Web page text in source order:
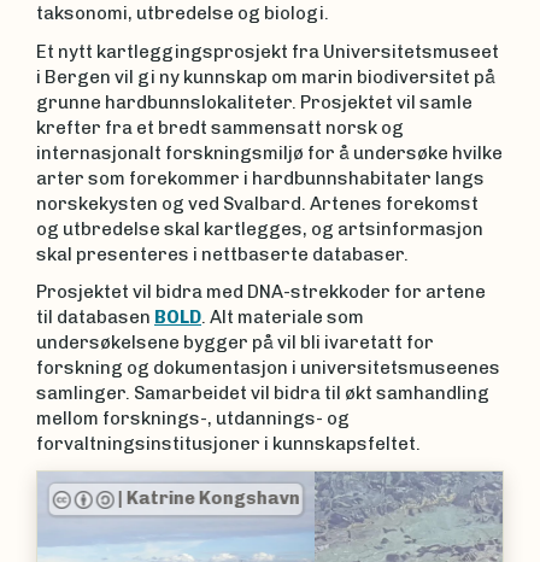
taksonomi, utbredelse og biologi.
Et nytt kartleggingsprosjekt fra Universitetsmuseet
i Bergen vil gi ny kunnskap om marin biodiversitet på
grunne hardbunnslokaliteter. Prosjektet vil samle
krefter fra et bredt sammensatt norsk og
internasjonalt forskningsmiljø for å undersøke hvilke
arter som forekommer i hardbunnshabitater langs
norskekysten og ved Svalbard. Artenes forekomst
og utbredelse skal kartlegges, og artsinformasjon
skal presenteres i nettbaserte databaser.
Prosjektet vil bidra med DNA-strekkoder for artene
til databasen BOLD. Alt materiale som
undersøkelsene bygger på vil bli ivaretatt for
forskning og dokumentasjon i universitetsmuseenes
samlinger. Samarbeidet vil bidra til økt samhandling
mellom forsknings-, utdannings- og
forvaltningsinstitusjoner i kunnskapsfeltet.
|Endre Willassen